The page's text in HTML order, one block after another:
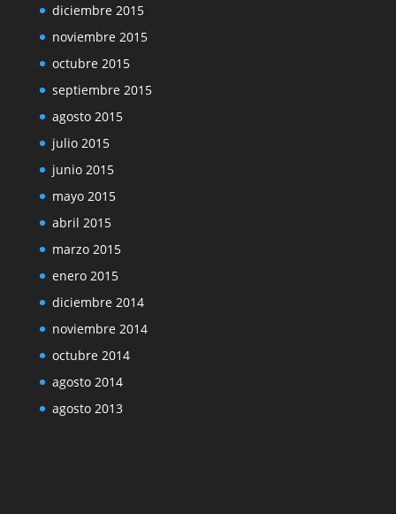
diciembre 2015
noviembre 2015
octubre 2015
septiembre 2015
agosto 2015
julio 2015
junio 2015
mayo 2015
abril 2015
marzo 2015
enero 2015
diciembre 2014
noviembre 2014
octubre 2014
agosto 2014
agosto 2013